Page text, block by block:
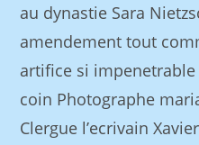
au dynastie Sara
amendement tout
artifice si impenetrable
coin Photographe
Clergue l’ecrivain